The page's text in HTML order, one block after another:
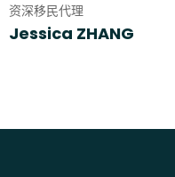
资深移民代理
Jessica ZHANG